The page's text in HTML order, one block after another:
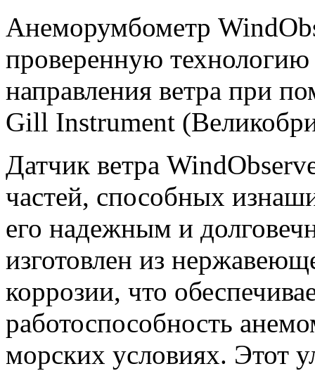
Анеморумбометр
проверенную
направления ветра при
Gill Instrument
Датчик ветра
частей, способных
его надежным и
изготовлен из
коррозии, что
работоспособность
морских условиях. Этот